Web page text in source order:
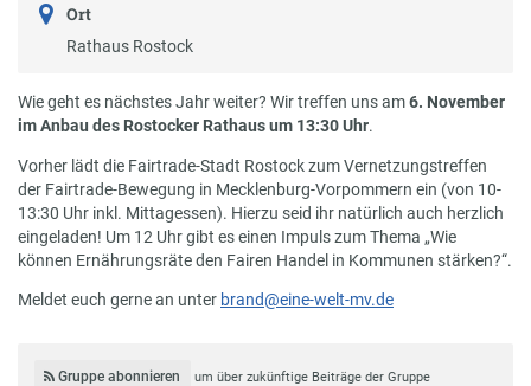
Ort
Rathaus Rostock
Wie geht es nächstes Jahr weiter? Wir treffen uns am6. November
im Anbau des Rostocker Rathaus um 13:30 Uhr.
Vorher lädt die Fairtrade-Stadt Rostock zum Vernetzungstreffen
der Fairtrade-Bewegung in Mecklenburg-Vorpommern ein (von 10-
13:30 Uhr inkl. Mittagessen). Hierzu seid ihr natürlich auch herzlich
eingeladen! Um 12 Uhr gibt es einen Impuls zum Thema „Wie
können Ernährungsräte den Fairen Handel in Kommunen stärken?“.
Meldet euch gerne an unter brand@eine-welt-mv.de
Gruppe abonnieren
um über zukünftige Beiträge der Gruppe